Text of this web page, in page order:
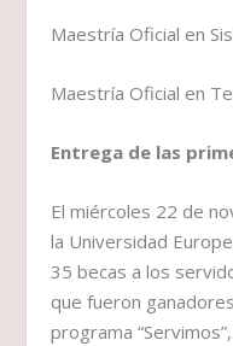
Maestría Oficial en
Maestría Oficial en
Entrega de las
El miércoles 22 de
la Universidad
35 becas a los
que fueron
programa